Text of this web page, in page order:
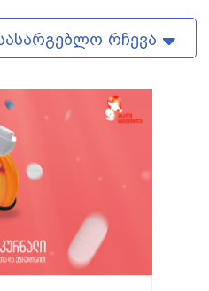
რჩევა